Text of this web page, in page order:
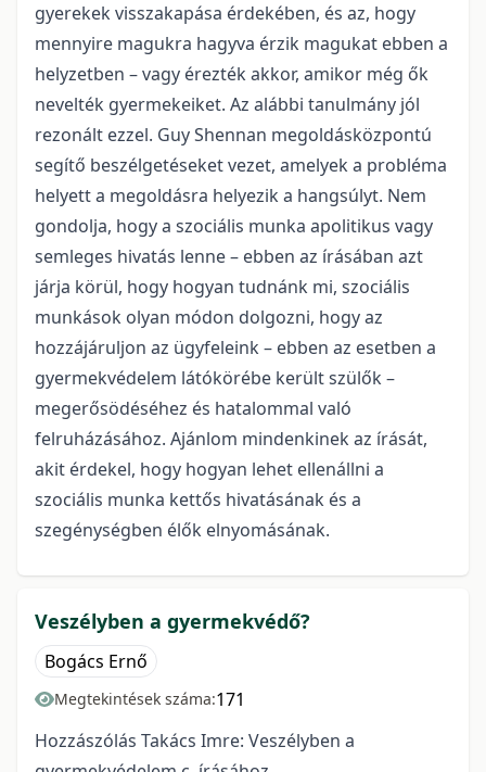
gyerekek visszakapása érdekében, és az, hogy
mennyire magukra hagyva érzik magukat ebben a
helyzetben – vagy érezték akkor, amikor még ők
nevelték gyermekeiket. Az alábbi tanulmány jól
rezonált ezzel. Guy Shennan megoldásközpontú
segítő beszélgetéseket vezet, amelyek a probléma
helyett a megoldásra helyezik a hangsúlyt. Nem
gondolja, hogy a szociális munka apolitikus vagy
semleges hivatás lenne – ebben az írásában azt
járja körül, hogy hogyan tudnánk mi, szociális
munkások olyan módon dolgozni, hogy az
hozzájáruljon az ügyfeleink – ebben az esetben a
gyermekvédelem látókörébe került szülők –
megerősödéséhez és hatalommal való
felruházásához. Ajánlom mindenkinek az írását,
akit érdekel, hogy hogyan lehet ellenállni a
szociális munka kettős hivatásának és a
szegénységben élők elnyomásának.
Veszélyben a gyermekvédő?
Bogács Ernő
Megtekintések száma:171
Hozzászólás Takács Imre: Veszélyben a